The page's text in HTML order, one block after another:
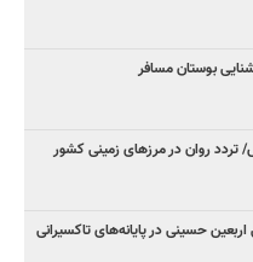
بوستان مسافر
تردد روان در مرزهای زمینی کشور
اربعین حسینی در پایانه‌های تاکسیرانی